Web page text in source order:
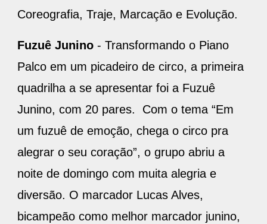
Coreografia, Traje, Marcação e Evolução.
Fuzuê Junino - Transformando o Piano
Palco em um picadeiro de circo, a primeira
quadrilha a se apresentar foi a Fuzuê
Junino, com 20 pares. Com o tema “Em
um fuzuê de emoção, chega o circo pra
alegrar o seu coração”, o grupo abriu a
noite de domingo com muita alegria e
diversão. O marcador Lucas Alves,
bicampeão como melhor marcador junino,